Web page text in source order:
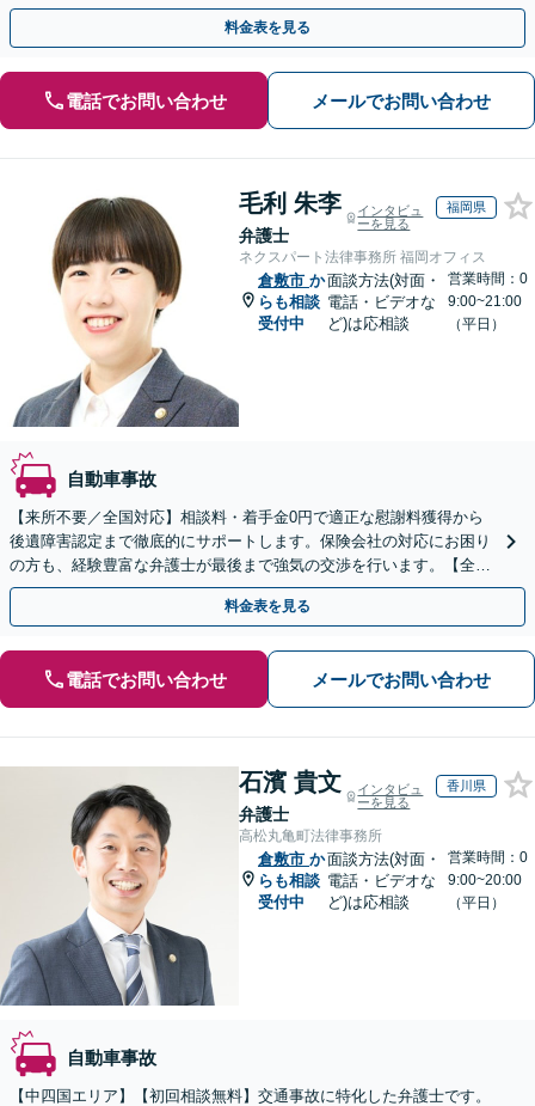
13拠点】お気軽にご相談ください。
料金表を見る
電話でお問い合わせ メールでお問い合わせ
毛利 朱李
弁護士
インタビュ
ーを見る
福岡県
ネクスパート法律事務所 福岡オフィス
倉敷市 か
らも相談
受付中
面談方法(対面・
電話・ビデオな
ど)は応相談
営業時間：0
9:00~21:00
（平日）
自動車事故
【来所不要／全国対応】相談料・着手金0円で適正な慰謝料獲得から
後遺障害認定まで徹底的にサポートします。保険会社の対応にお困り
の方も、経験豊富な弁護士が最後まで強気の交渉を行います。【全国
13拠点】お気軽にご相談ください。
料金表を見る
電話でお問い合わせ メールでお問い合わせ
石濱 貴文
弁護士
インタビュ
ーを見る
香川県
高松丸亀町法律事務所
倉敷市 か
らも相談
受付中
面談方法(対面・
電話・ビデオな
ど)は応相談
営業時間：0
9:00~20:00
（平日）
自動車事故
【中四国エリア】【初回相談無料】交通事故に特化した弁護士です。